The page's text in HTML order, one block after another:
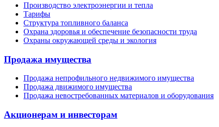
Производство электроэнергии и тепла
Тарифы
Структура топливного баланса
Охрана здоровья и обеспечение безопасности труда
Охраны окружающей среды и экология
Продажа имущества
Продажа непрофильного недвижимого имущества
Продажа движимого имущества
Продажа невостребованных материалов и оборудования
Акционерам и инвесторам